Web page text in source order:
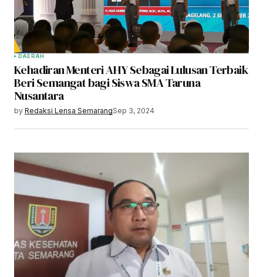
DAERAH
Kehadiran Menteri AHY Sebagai Lulusan Terbaik
Beri Semangat bagi Siswa SMA Taruna
Nusantara
by Redaksi Lensa SemarangSep 3, 2024